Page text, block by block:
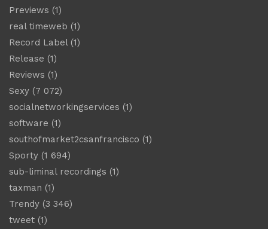
Previews (1)
real timeweb (1)
Record Label(1)
Release (1)
Reviews (1)
Sexy (7 072)
socialnetworkingservices (1)
software (1)
southofmarket2csanfrancisco (1)
Sporty (1 694)
sub-liminal recordings (1)
taxman (1)
Trendy (3 346)
tweet (1)